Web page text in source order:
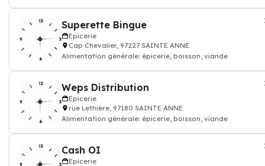
Superette Bingue
Epicerie
Cap Chevalier, 97227 SAINTE ANNE
Alimentation générale: épicerie, boisson, viande
Weps Distribution
Epicerie
rue Lethière, 97180 SAINTE ANNE
Alimentation générale: épicerie, boisson, viande
Cash OI
Epicerie